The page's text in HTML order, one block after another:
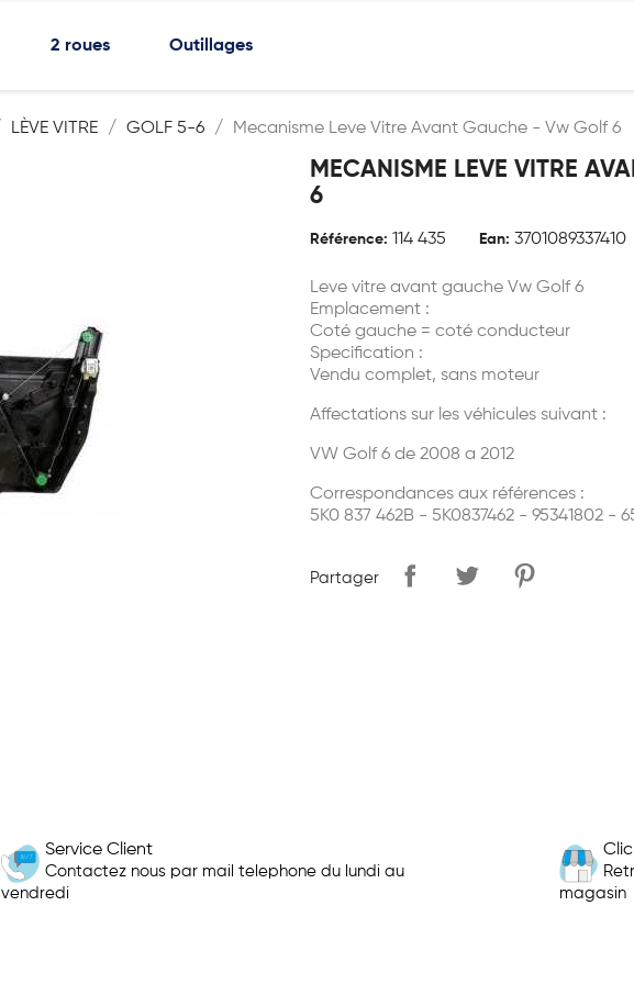
2 roues Outillages
LÈVE VITRE GOLF 5-6 Mecanisme Leve Vitre Avant Gauche - Vw Golf 6
MECANISME LEVE VITRE
6
Référence: 114 435 Ean: 3701089337410
Leve vitre avant gauche Vw Golf 6
Emplacement :
Coté gauche = coté conducteur
Specification :
Vendu complet, sans moteur
Affectations sur les véhicules suivant :
VW Golf 6 de 2008 a 2012
Correspondances aux références :
5K0 837 462B - 5K0837462 - 95341802 -
Partager
Service Client
Contactez nous par mail telephone du lundi au
vendredi
magasin